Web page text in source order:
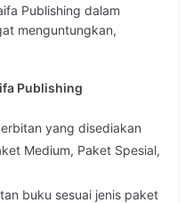
Publishing dalam
menguntungkan,
Publishing
yang disediakan
Medium, Paket Spesial,
buku sesuai jenis paket